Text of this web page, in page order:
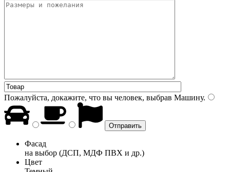
Пожалуйста, докажите, что вы человек, выбрав Машину.
Фасад
на выбор (ДСП, МДФ ПВХ и др.)
Цвет